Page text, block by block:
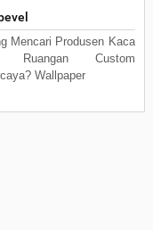
Mencari Produsen Kaca
Ruangan Custom
Wallpaper